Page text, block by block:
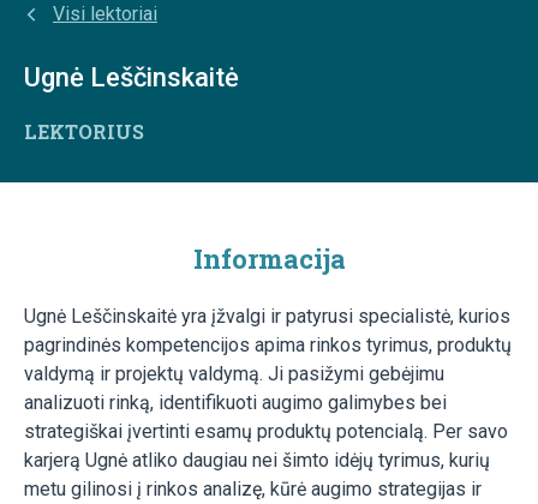
Visi lektoriai
Ugnė Leščinskaitė
LEKTORIUS
Informacija
Ugnė Leščinskaitė yra įžvalgi ir patyrusi specialistė, kurios
pagrindinės kompetencijos apima rinkos tyrimus, produktų
valdymą ir projektų valdymą. Ji pasižymi gebėjimu
analizuoti rinką, identifikuoti augimo galimybes bei
strategiškai įvertinti esamų produktų potencialą. Per savo
karjerą Ugnė atliko daugiau nei šimto idėjų tyrimus, kurių
metu gilinosi į rinkos analizę, kūrė augimo strategijas ir